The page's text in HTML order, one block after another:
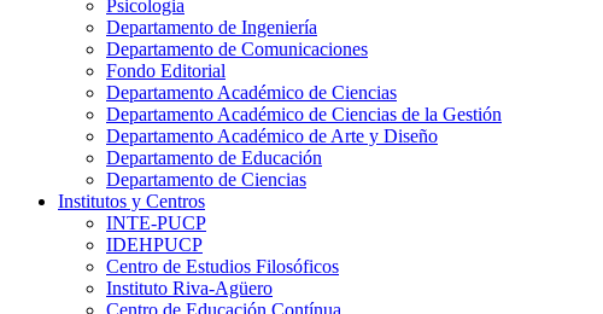
Psicologia
Departamento de Ingeniería
Departamento de Comunicaciones
Fondo Editorial
Departamento Académico de Ciencias
Departamento Académico de Ciencias de la Gestión
Departamento Académico de Arte y Diseño
Departamento de Educación
Departamento de Ciencias
Institutos y Centros
INTE-PUCP
IDEHPUCP
Centro de Estudios Filosóficos
Instituto Riva-Agüero
Centro de Educación Contínua